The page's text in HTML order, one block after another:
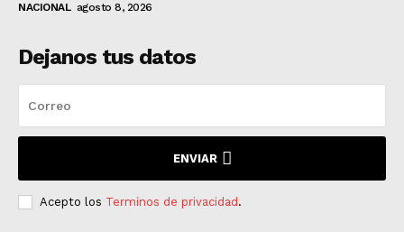
NACIONAL agosto 8, 2026
Dejanos tus datos
ENVIAR
Acepto los Terminos de privacidad .